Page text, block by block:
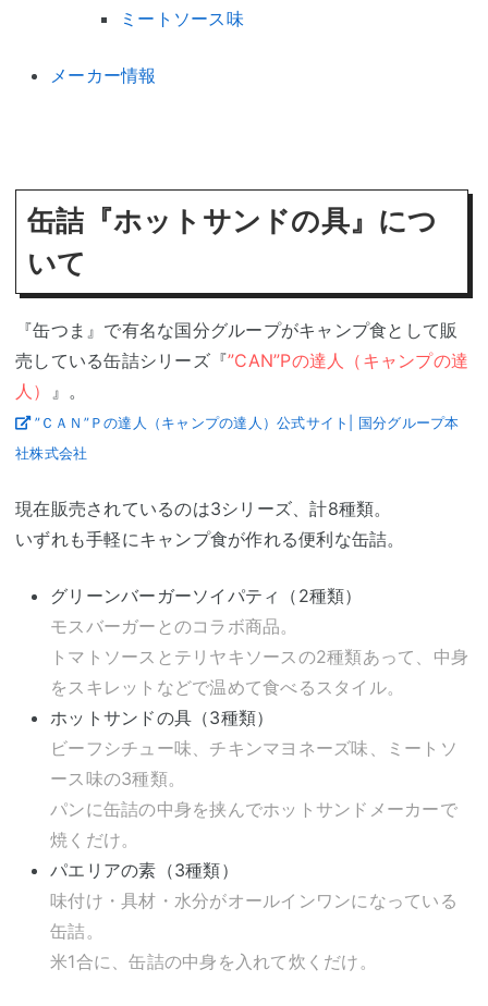
ミートソース味
メーカー情報
缶詰『ホットサンドの具』につ
いて
『缶つま』で有名な国分グループがキャンプ食として販
売している缶詰シリーズ『”CAN”Pの達人（キャンプの達
人）
』。
”ＣＡＮ”Ｐの達人（キャンプの達人）公式サイト| 国分グループ本
社株式会社
現在販売されているのは3シリーズ、計8種類。
いずれも手軽にキャンプ食が作れる便利な缶詰。
グリーンバーガーソイパティ（2種類）
モスバーガーとのコラボ商品。
トマトソースとテリヤキソースの2種類あって、中身
をスキレットなどで温めて食べるスタイル。
ホットサンドの具（3種類）
ビーフシチュー味、チキンマヨネーズ味、ミートソ
ース味の3種類。
パンに缶詰の中身を挟んでホットサンドメーカーで
焼くだけ。
パエリアの素（3種類）
味付け・具材・水分がオールインワンになっている
缶詰。
米1合に、缶詰の中身を入れて炊くだけ。